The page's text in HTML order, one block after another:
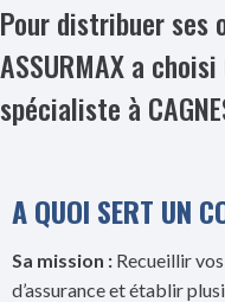
Pour distribuer ses
ASSURMAX a
spécialiste à
A QUOI SERT UN
Sa mission : Recueillir
d’assurance et établir